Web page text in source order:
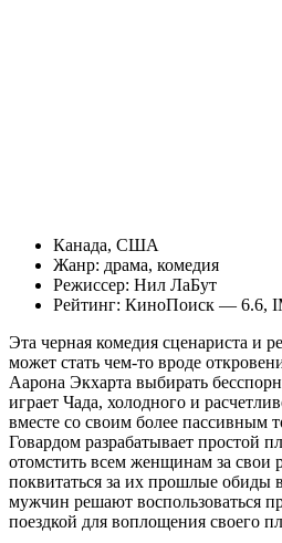
Канада, США
Жанр: драма, комедия
Режиссер: Нил ЛаБут
Рейтинг: КиноПоиск — 6.6,
Эта черная комедия сценариста и
может стать чем-то вроде
Аарона Экхарта выбирать
играет Чада, холодного и
вместе со своим более пассивным
Говардом разрабатывает простой
отомстить всем женщинам за свои
поквитаться за их прошлые обиды
мужчин решают воспользоваться
поездкой для воплощения своего